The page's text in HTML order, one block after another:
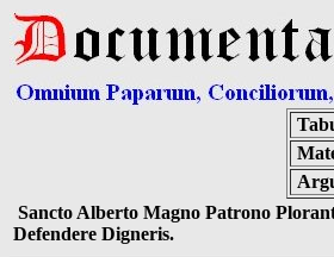
Sancto Alberto Magno Patrono
Defendere Digneris.